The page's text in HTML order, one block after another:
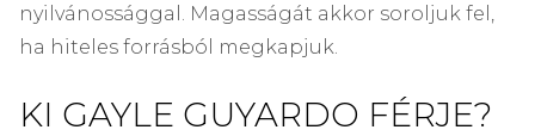
nyilvánossággal. Magasságát akkor soroljuk fel,
ha hiteles forrásból megkapjuk.
KI GAYLE GUYARDO FÉRJE?